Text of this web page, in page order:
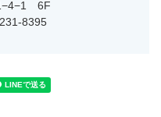
6F
8395